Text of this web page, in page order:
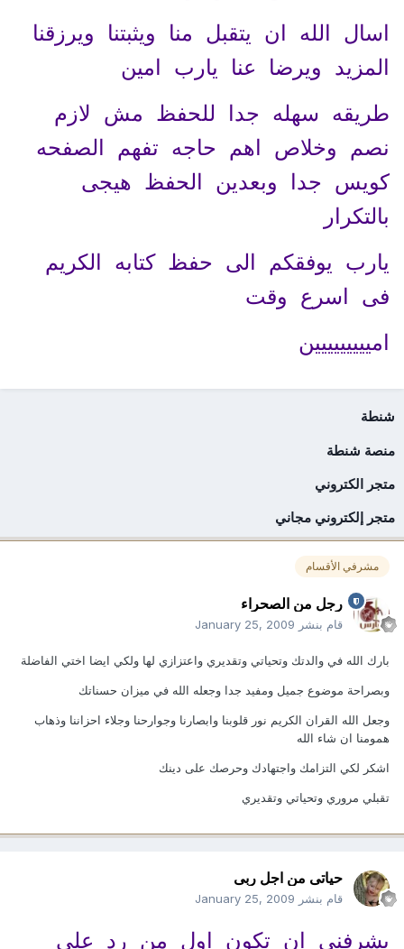
اسال الله ان يتقبل منا ويثبتنا ويرزقنا
المزيد ويرضا عنا يارب امين
طريقه سهله جدا للحفظ مش لازم
نصم وخلاص اهم حاجه تفهم الصفحه
كويس جدا وبعدين الحفظ هيجى
بالتكرار
يارب يوفقكم الى حفظ كتابه الكريم
فى اسرع وقت
امييييييييين
شنطة
منصة شنطة
متجر الكتروني
متجر إلكتروني مجاني
مشرفي الأقسام
رجل من الصحراء
قام بنشر January 25, 2009
بارك الله في والدتك وتحياتي وتقديري واعتزازي لها ولكي ايضا اختي الفاضلة
وبصراحة موضوع جميل ومفيد جدا وجعله الله في ميزان حسناتك
وجعل الله القران الكريم نور قلوبنا وابصارنا وجوارحنا وجلاء احزاننا وذهاب
همومنا ان شاء الله
اشكر لكي التزامك واجتهادك وحرصك على دينك
تقبلي مروري وتحياتي وتقديري
حياتى من اجل ربى
قام بنشر January 25, 2009
يشرفنى ان تكون اول من رد على